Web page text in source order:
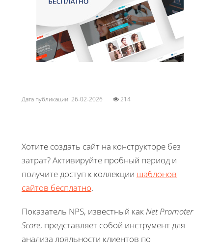
Дата публикации: 26-02-2026 214
Хотите создать сайт на конструкторе без
затрат? Активируйте пробный период и
получите доступ к коллекции шаблонов
сайтов бесплатно.
Показатель NPS, известный как Net Promoter
Score, представляет собой инструмент для
анализа лояльности клиентов по